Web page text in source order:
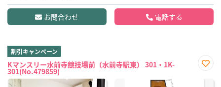
お問合わせ 電話する
割引キャンペーン
Kマンスリー水前寺競技場前（水前寺駅東） 301・1K-
301(No.479859)
に入